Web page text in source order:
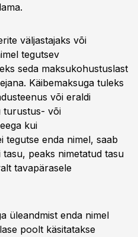
väljastajaks või
tegutsev
seda maksukohustuslast
Käibemaksuga tuleks
või eraldi
turustus- või
kui
tegutse enda nimel, saab
peaks nimetatud tasu
tavapärasele
üleandmist enda nimel
poolt käsitatakse